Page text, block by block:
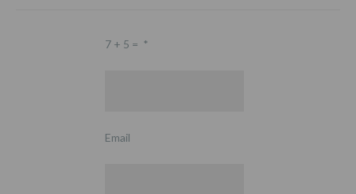
7 + 5 = *
Email